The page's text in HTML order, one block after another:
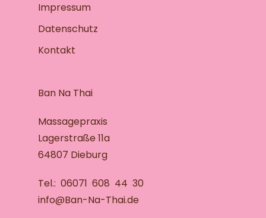
Impressum
Datenschutz
Kontakt
Ban Na Thai
Massagepraxis
Lagerstraße 11a
64807 Dieburg
Tel.: 06071 608 44 30
info@Ban-Na-Thai.de